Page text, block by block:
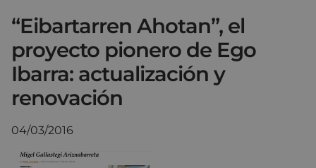
“Eibartarren Ahotan”, el
proyecto pionero de Ego
Ibarra: actualización y
renovación
04/03/2016